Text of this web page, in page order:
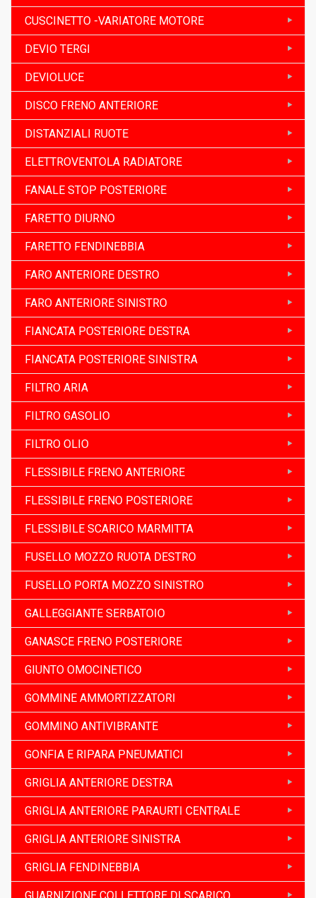
CUSCINETTO -VARIATORE MOTORE
DEVIO TERGI
DEVIOLUCE
DISCO FRENO ANTERIORE
DISTANZIALI RUOTE
ELETTROVENTOLA RADIATORE
FANALE STOP POSTERIORE
FARETTO DIURNO
FARETTO FENDINEBBIA
FARO ANTERIORE DESTRO
FARO ANTERIORE SINISTRO
FIANCATA POSTERIORE DESTRA
FIANCATA POSTERIORE SINISTRA
FILTRO ARIA
FILTRO GASOLIO
FILTRO OLIO
FLESSIBILE FRENO ANTERIORE
FLESSIBILE FRENO POSTERIORE
FLESSIBILE SCARICO MARMITTA
FUSELLO MOZZO RUOTA DESTRO
FUSELLO PORTA MOZZO SINISTRO
GALLEGGIANTE SERBATOIO
GANASCE FRENO POSTERIORE
GIUNTO OMOCINETICO
GOMMINE AMMORTIZZATORI
GOMMINO ANTIVIBRANTE
GONFIA E RIPARA PNEUMATICI
GRIGLIA ANTERIORE DESTRA
GRIGLIA ANTERIORE PARAURTI CENTRALE
GRIGLIA ANTERIORE SINISTRA
GRIGLIA FENDINEBBIA
GUARNIZIONE COLLETTORE DI SCARICO